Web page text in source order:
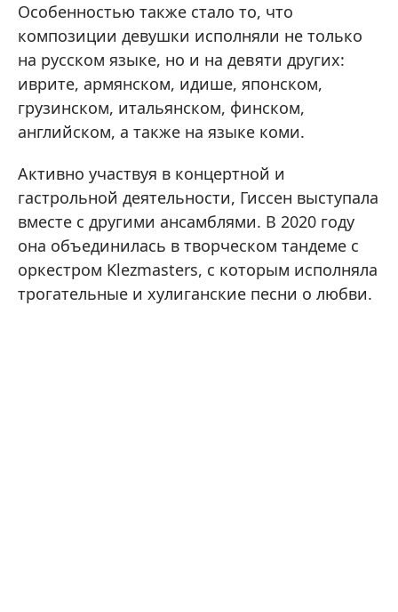
Особенностью также стало то, что
композиции девушки исполняли не только
на русском языке, но и на девяти других:
иврите, армянском, идише, японском,
грузинском, итальянском, финском,
английском, а также на языке коми.
Активно участвуя в концертной и
гастрольной деятельности, Гиссен выступала
вместе с другими ансамблями. В 2020 году
она объединилась в творческом тандеме с
оркестром Klezmasters, с которым исполняла
трогательные и хулиганские песни о любви.